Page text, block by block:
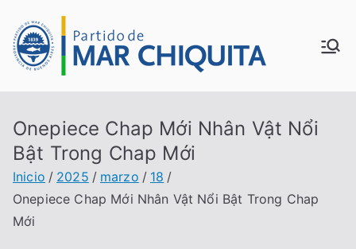
contenido
MUN
ALID
AD
Onepiece Chap Mới Nhân Vật Nổi
Bật Trong Chap Mới
Inicio 2025 marzo
18
Onepiece Chap Mới Nhân Vật Nổi Bật Trong Chap
Mới